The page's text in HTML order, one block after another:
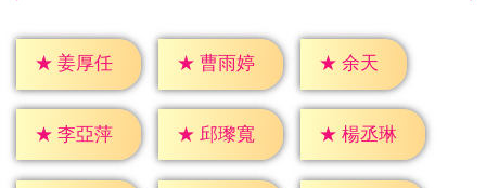
★ 姜厚任 ★ 曹雨婷 ★ 余天
★ 李亞萍 ★ 邱瓈寬 ★ 楊丞琳